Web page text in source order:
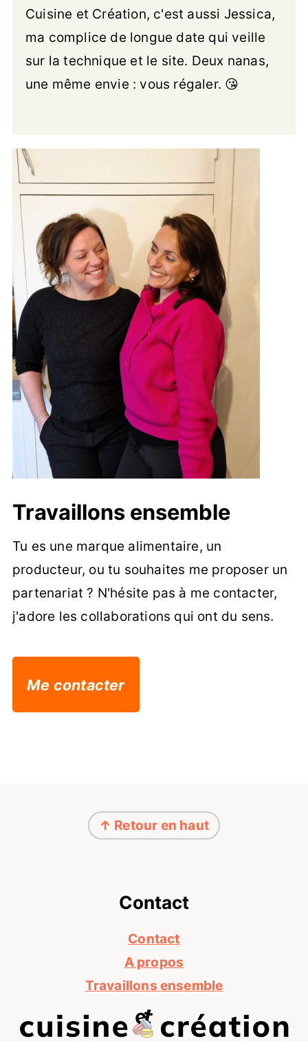
Cuisine et Création, c'est aussi Jessica,
ma complice de longue date qui veille
sur la technique et le site. Deux nanas,
une même envie : vous régaler. 😘
Travaillons ensemble
Tu es une marque alimentaire, un
producteur, ou tu souhaites me proposer un
partenariat ? N'hésite pas à me contacter,
j'adore les collaborations qui ont du sens.
Me contacter
↑ Retour en haut
Contact
Contact
A propos
Travaillons ensemble